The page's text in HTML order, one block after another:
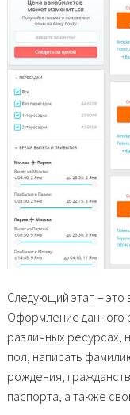
Следующий этап –
Оформление данного
различных ресурсах,
пол, написать
рождения,
паспорта, а также